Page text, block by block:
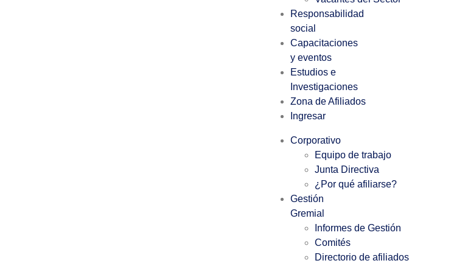
Responsabilidad
social
Capacitaciones
y eventos
Estudios e
Investigaciones
Zona de Afiliados
Ingresar
Corporativo
Equipo de trabajo
Junta Directiva
¿Por qué afiliarse?
Gestión
Gremial
Informes de Gestión
Comités
Directorio de afiliados